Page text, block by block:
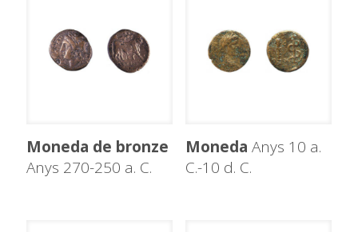
Moneda de bronze
Anys 270-250 a. C.
Moneda Anys 10 a.
C.-10 d. C.